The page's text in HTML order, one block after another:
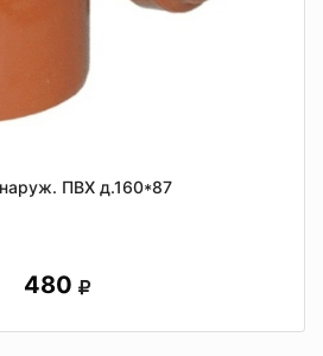
ПВХ д.160*87
480